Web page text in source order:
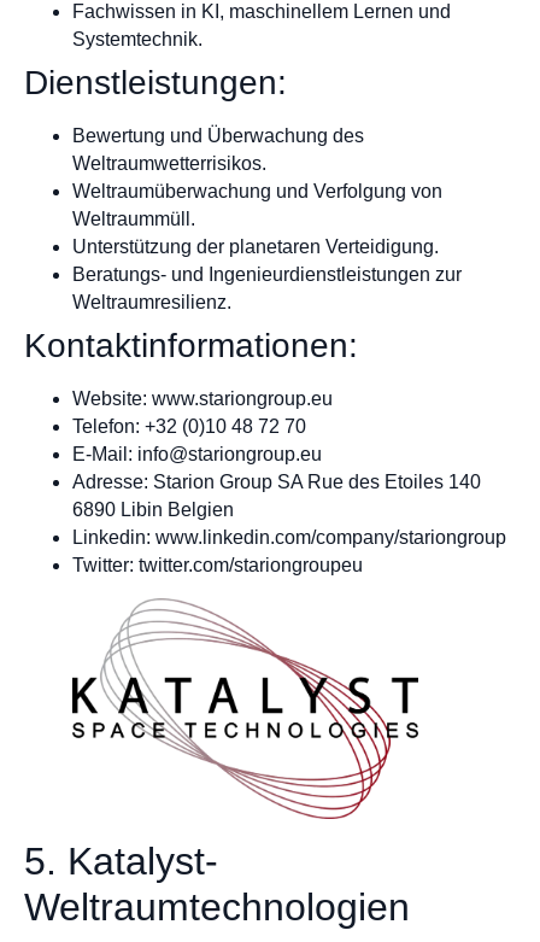
Fachwissen in KI, maschinellem Lernen und
Systemtechnik.
Dienstleistungen:
Bewertung und Überwachung des
Weltraumwetterrisikos.
Weltraumüberwachung und Verfolgung von
Weltraummüll.
Unterstützung der planetaren Verteidigung.
Beratungs- und Ingenieurdienstleistungen zur
Weltraumresilienz.
Kontaktinformationen:
Website: www.stariongroup.eu
Telefon: +32 (0)10 48 72 70
E-Mail: info@stariongroup.eu
Adresse: Starion Group SA Rue des Etoiles 140
6890 Libin Belgien
Linkedin: www.linkedin.com/company/stariongroup
Twitter: twitter.com/stariongroupeu
5. Katalyst-
Weltraumtechnologien